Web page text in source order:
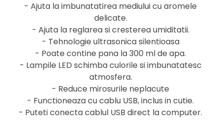
- Ajuta la imbunatatirea mediului cu aromele
delicate.
- Ajuta la reglarea si cresterea umiditatii.
- Tehnologie ultrasonica silentioasa
- Poate contine pana la 300 ml de apa.
- Lampile LED schimba culorile si imbunatatesc
atmosfera.
- Reduce mirosurile neplacute
- Functioneaza cu cablu USB, inclus in cutie.
- Puteti conecta cablul USB direct la computer.